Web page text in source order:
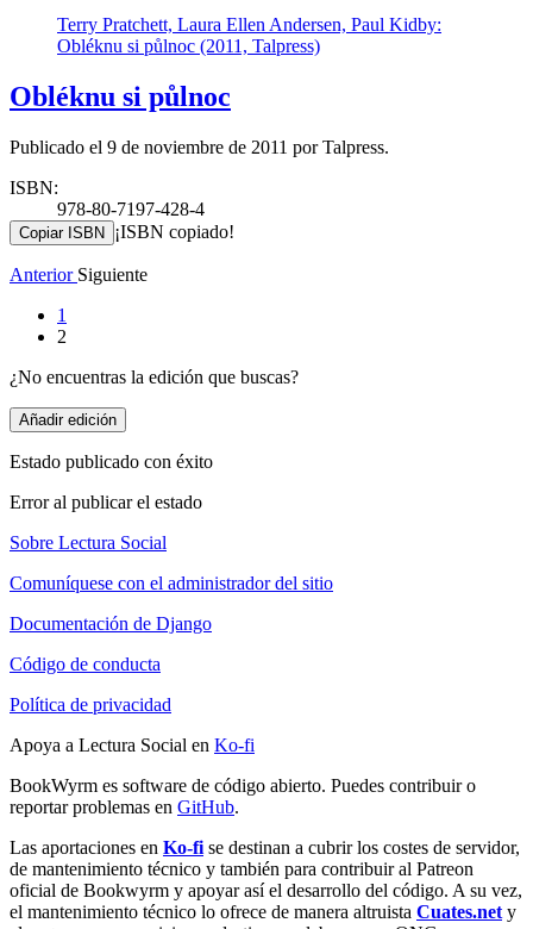
Terry Pratchett, Laura Ellen Andersen, Paul Kidby:
Obléknu si půlnoc (2011, Talpress)
Obléknu si půlnoc
Publicado el 9 de noviembre de 2011 por Talpress.
ISBN:
978-80-7197-428-4
Copiar ISBN ¡ISBN copiado!
Anterior Siguiente
1
2
¿No encuentras la edición que buscas?
Añadir edición
Estado publicado con éxito
Error al publicar el estado
Sobre Lectura Social
Comuníquese con el administrador del sitio
Documentación de Django
Código de conducta
Política de privacidad
Apoya a Lectura Social en Ko-fi
BookWyrm es software de código abierto. Puedes contribuir o
reportar problemas en GitHub.
Las aportaciones en Ko-fi se destinan a cubrir los costes de servidor,
de mantenimiento técnico y también para contribuir al Patreon
oficial de Bookwyrm y apoyar así el desarrollo del código. A su vez,
el mantenimiento técnico lo ofrece de manera altruista Cuates.net y